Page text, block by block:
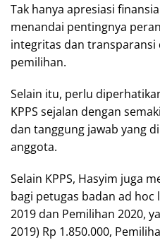
Tak hanya apresiasi
menandai pentingnya
integritas dan transparansi
pemilihan.
Selain itu, perlu
KPPS sejalan dengan
dan tanggung jawab yang
anggota.
Selain KPPS, Hasyim juga
bagi petugas badan ad
2019 dan Pemilihan 2020,
2019) Rp 1.850.000,